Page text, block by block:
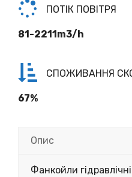
ПОТІК ПОВІТРЯ
81-2211m3/h
СПОЖИВАННЯ
67%
Опис
Фанкойли